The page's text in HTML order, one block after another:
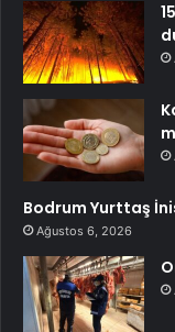
Bodrum Yurttaş
Ağustos 6, 2026